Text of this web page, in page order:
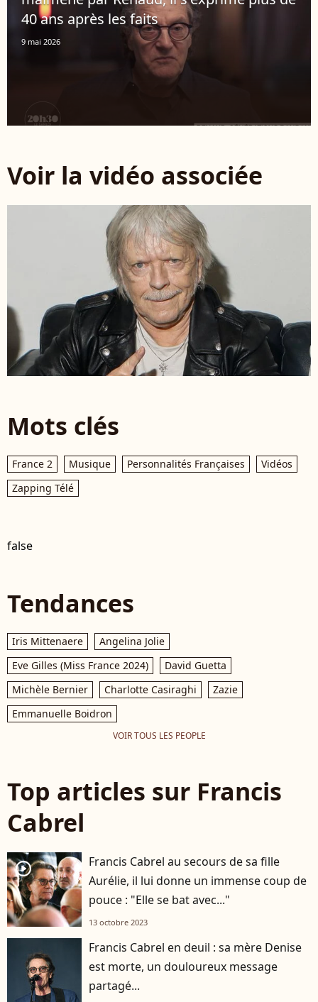
40 ans après les faits
9 mai 2026
Voir la vidéo associée
Mots clés
France 2 Musique Personnalités Françaises
Vidéos
Zapping Télé
false
Tendances
Iris Mittenaere
Angelina Jolie
Eve Gilles (Miss France 2024)
David Guetta
Michèle Bernier
Charlotte Casiraghi
Zazie
Emmanuelle Boidron
VOIR TOUS LES PEOPLE
Top articles sur Francis
Cabrel
player2
Francis Cabrel au secours de sa fille
Aurélie, il lui donne un immense coup de
pouce : "Elle se bat avec..."
13 octobre 2023
Francis Cabrel en deuil : sa mère Denise
est morte, un douloureux message
partagé...